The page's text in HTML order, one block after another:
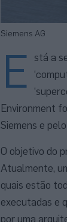
Siemens AG
E
stá a
Environment
Siemens e
O objetivo do
Atualmente,
quais estão
executadas e
por uma